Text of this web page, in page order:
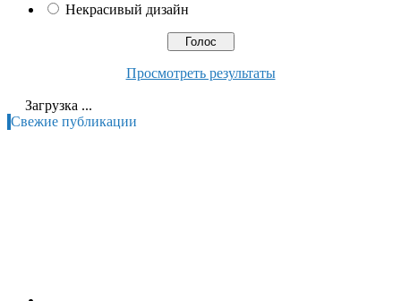
Некрасивый дизайн
Просмотреть результаты
Загрузка ...
Свежие публикации